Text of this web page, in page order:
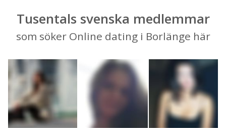
Tusentals svenska medlemmar
som söker Online dating i Borlänge här